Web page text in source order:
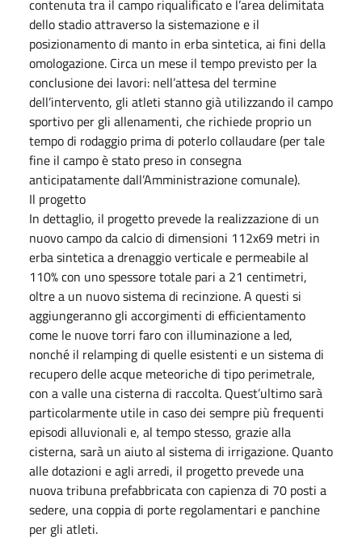
contenuta tra il campo riqualificato e l’area delimitata
dello stadio attraverso la sistemazione e il
posizionamento di manto in erba sintetica, ai fini della
omologazione. Circa un mese il tempo previsto per la
conclusione dei lavori: nell’attesa del termine
dell’intervento, gli atleti stanno già utilizzando il campo
sportivo per gli allenamenti, che richiede proprio un
tempo di rodaggio prima di poterlo collaudare (per tale
fine il campo è stato preso in consegna
anticipatamente dall’Amministrazione comunale).
Il progetto
In dettaglio, il progetto prevede la realizzazione di un
nuovo campo da calcio di dimensioni 112x69 metri in
erba sintetica a drenaggio verticale e permeabile al
110% con uno spessore totale pari a 21 centimetri,
oltre a un nuovo sistema di recinzione. A questi si
aggiungeranno gli accorgimenti di efficientamento
come le nuove torri faro con illuminazione a led,
nonché il relamping di quelle esistenti e un sistema di
recupero delle acque meteoriche di tipo perimetrale,
con a valle una cisterna di raccolta. Quest’ultimo sarà
particolarmente utile in caso dei sempre più frequenti
episodi alluvionali e, al tempo stesso, grazie alla
cisterna, sarà un aiuto al sistema di irrigazione. Quanto
alle dotazioni e agli arredi, il progetto prevede una
nuova tribuna prefabbricata con capienza di 70 posti a
sedere, una coppia di porte regolamentari e panchine
per gli atleti.